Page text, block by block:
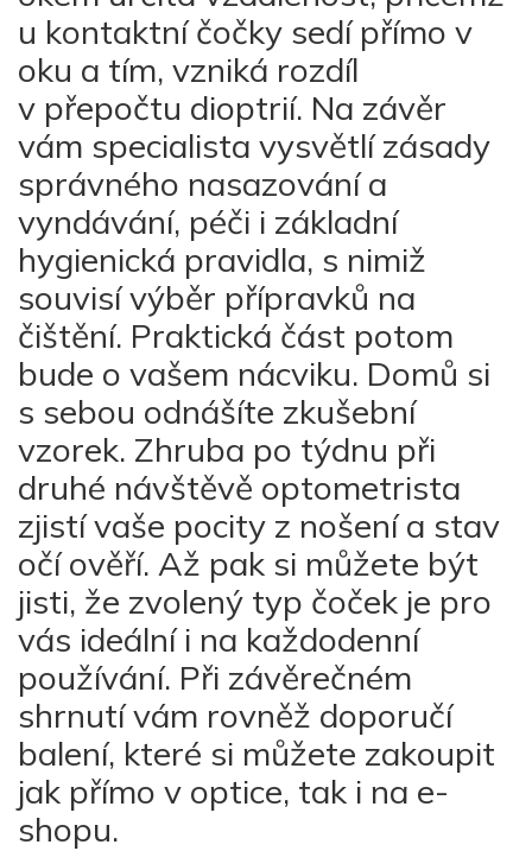
u kontaktní čočky sedí přímo v
oku a tím, vzniká rozdíl
v přepočtu dioptrií. Na závěr
vám specialista vysvětlí zásady
správného nasazování a
vyndávání, péči i základní
hygienická pravidla, s nimiž
souvisí výběr přípravků na
čištění. Praktická část potom
bude o vašem nácviku. Domů si
s sebou odnášíte zkušební
vzorek. Zhruba po týdnu při
druhé návštěvě optometrista
zjistí vaše pocity z nošení a stav
očí ověří. Až pak si můžete být
jisti, že zvolený typ čoček je pro
vás ideální i na každodenní
používání. Při závěrečném
shrnutí vám rovněž doporučí
balení, které si můžete zakoupit
jak přímo v optice, tak i na e-
shopu.